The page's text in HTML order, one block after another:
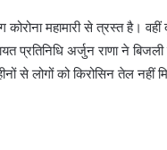
महामारी से त्रस्त है।
प्रतिनिधि अर्जुन राणा ने
से लोगों को किरोसिन तेल